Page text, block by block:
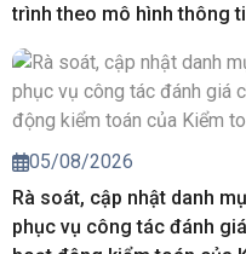
trình theo mô hình thông
05/08/2026
Rà soát, cập nhật danh
phục vụ công tác đánh